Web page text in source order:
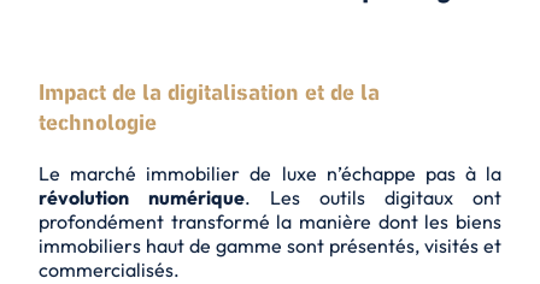
Impact de la digitalisation et de la
technologie
Le marché immobilier de luxe n’échappe pas à la
révolution numérique. Les outils digitaux ont
profondément transformé la manière dont les biens
immobiliers haut de gamme sont présentés, visités et
commercialisés.